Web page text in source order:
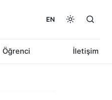
Öğrenci İletişim
EN